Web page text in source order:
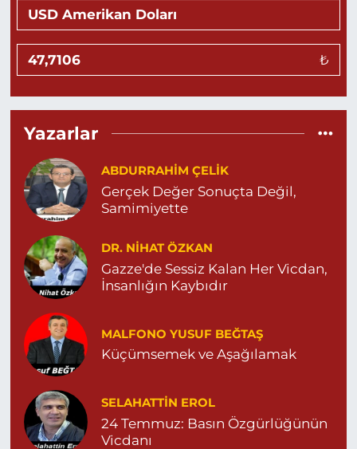
NUR MAHALLE 5. SOKAK NO:1 E MARDİN DEVLET
HASTANESİ YANI D.BAKIR YOLU ÜZERİ ŞEYHAN ET
LOKNATASI YANI İLÇE DOLMUŞ DURAĞI YANI 04825022247
0 (482) 502 22 47
Göktürk Eczanesi
20. CADDE NO:4 B. ÖZEL CİHANPOL HASTANESİ YANI-
0 (482) 502 64 82 Yol Tarifi Al
Sevlim Eczanesi
YENİ MAHALLE 514 SOKAK NO:36 ÇEÇEN MEZARLIĞININ 300
METRE ARKASI YENİ MAHALLE ASM KARŞISI 04823130747
0 (482) 313 07 47 Yol Tarifi Al
Sarohan Eczanesi
ZEYTNPINAR MAHALLESİ ROJ CADDESİ NO:30 A derik
devlet hastanesi karşısı 05425113484
0 (542) 511 34 84
Eymen Eczanesi
POYRAZ MAHALLE MEVLANA SOKAK NO:5A 05343032144
₺
Yazarlar
ABDURRAHIM ÇELİK
Gerçek Değer Sonuçta Değil,
Samimiyette
DR. NIHAT ÖZKAN
Gazze'de Sessiz Kalan Her Vicdan,
İnsanlığın Kaybıdır
MALFONO YUSUF BEĞTAŞ
Küçümsemek ve Aşağılamak
SELAHATTIN EROL
24 Temmuz: Basın Özgürlüğünün
Vicdanı